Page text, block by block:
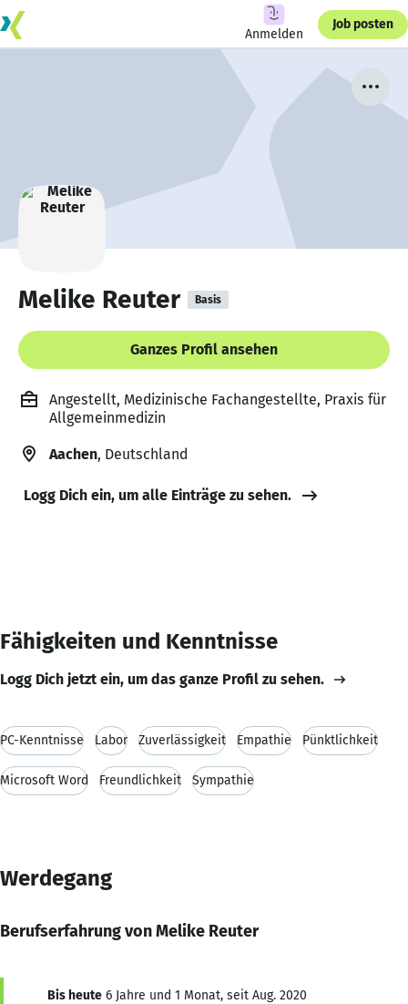
Anmelden
Job posten
Melike Reuter Basis
Ganzes Profil ansehen
Angestellt, Medizinische Fachangestellte, Praxis für
Allgemeinmedizin
Aachen, Deutschland
Logg Dich ein, um alle Einträge zu sehen.
Fähigkeiten und Kenntnisse
Logg Dich jetzt ein, um das ganze Profil zu sehen.
PC-Kenntnisse Labor Zuverlässigkeit Empathie Pünktlichkeit
Microsoft Word Freundlichkeit Sympathie
Werdegang
Berufserfahrung von Melike Reuter
Bis heute 6 Jahre und 1 Monat, seit Aug. 2020